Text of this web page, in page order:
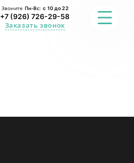
Звоните Пн-Вс:с 10 до 22
+7 (926) 726-29-58
Заказать звонок